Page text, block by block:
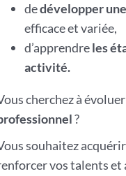
dedévelopper
efficace et variée,
d’apprendreles
activité.
cherchez à
?
souhaitez
vos talents et